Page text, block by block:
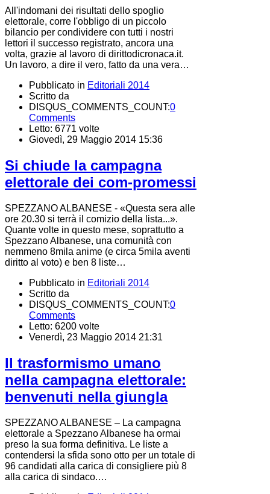
All'indomani dei risultati dello spoglio
elettorale, corre l'obbligo di un piccolo
bilancio per condividere con tutti i nostri
lettori il successo registrato, ancora una
volta, grazie al lavoro di dirittodicronaca.it.
Un lavoro, a dire il vero, fatto da una vera…
Pubblicato in Editoriali 2014
Scritto da
DISQUS_COMMENTS_COUNT:0
Comments
Letto: 6771 volte
Giovedì, 29 Maggio 2014 15:36
Si chiude la campagna
elettorale dei com-promessi
SPEZZANO ALBANESE - «Questa sera alle
ore 20.30 si terrà il comizio della lista...».
Quante volte in questo mese, soprattutto a
Spezzano Albanese, una comunità con
nemmeno 8mila anime (e circa 5mila aventi
diritto al voto) e ben 8 liste…
Pubblicato in Editoriali 2014
Scritto da
DISQUS_COMMENTS_COUNT:0
Comments
Letto: 6200 volte
Venerdì, 23 Maggio 2014 21:31
Il trasformismo umano
nella campagna elettorale:
benvenuti nella giungla
SPEZZANO ALBANESE – La campagna
elettorale a Spezzano Albanese ha ormai
preso la sua forma definitiva. Le liste a
contendersi la sfida sono otto per un totale di
96 candidati alla carica di consigliere più 8
alla carica di sindaco.…